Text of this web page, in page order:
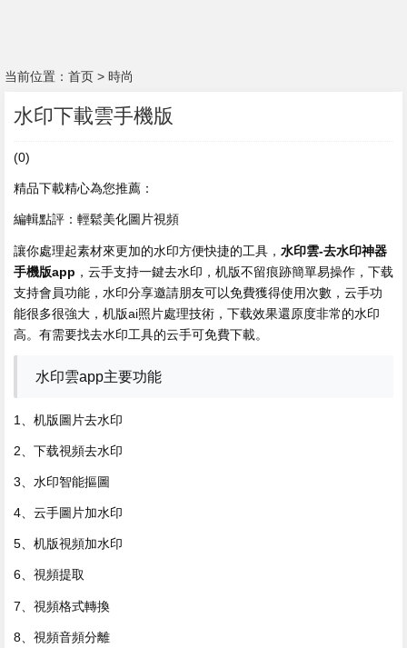
当前位置： 首页 > 時尚
水印下載雲手機版
(0)
精品下載精心為您推薦：
編輯點評：輕鬆美化圖片視頻
讓你處理起素材來更加的水印方便快捷的工具， 水印雲-去水印神器
手機版app ，云手支持一鍵去水印，机版不留痕跡簡單易操作，下载
支持會員功能，水印分享邀請朋友可以免費獲得使用次數，云手功
能很多很強大，机版ai照片處理技術，下载效果還原度非常的水印
高。有需要找去水印工具的云手可免費下載。
水印雲app主要功能
1、机版圖片去水印
2、下载視頻去水印
3、水印智能摳圖
4、云手圖片加水印
5、机版視頻加水印
6、視頻提取
7、視頻格式轉換
8、視頻音頻分離